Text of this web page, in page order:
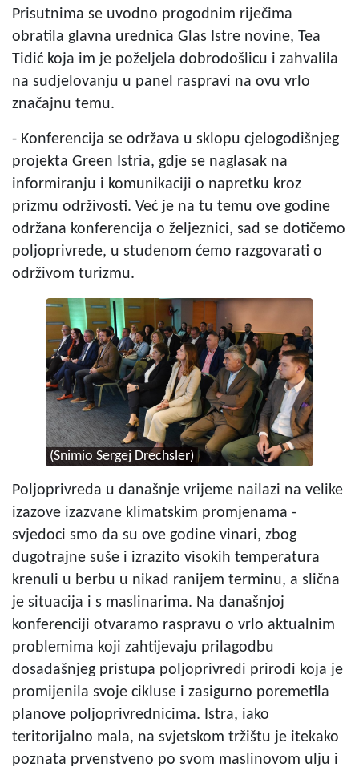
Prisutnima se uvodno progodnim riječima
obratila glavna urednica Glas Istre novine, Tea
Tidić koja im je poželjela dobrodošlicu i zahvalila
na sudjelovanju u panel raspravi na ovu vrlo
značajnu temu.
- Konferencija se održava u sklopu cjelogodišnjeg
projekta Green Istria, gdje se naglasak na
informiranju i komunikaciji o napretku kroz
prizmu održivosti. Već je na tu temu ove godine
održana konferencija o željeznici, sad se dotičemo
poljoprivrede, u studenom ćemo razgovarati o
održivom turizmu.
(Snimio Sergej Drechsler)
Poljoprivreda u današnje vrijeme nailazi na velike
izazove izazvane klimatskim promjenama -
svjedoci smo da su ove godine vinari, zbog
dugotrajne suše i izrazito visokih temperatura
krenuli u berbu u nikad ranijem terminu, a slična
je situacija i s maslinarima. Na današnjoj
konferenciji otvaramo raspravu o vrlo aktualnim
problemima koji zahtijevaju prilagodbu
dosadašnjeg pristupa poljoprivredi prirodi koja je
promijenila svoje cikluse i zasigurno poremetila
planove poljoprivrednicima. Istra, iako
teritorijalno mala, na svjetskom tržištu je itekako
poznata prvenstveno po svom maslinovom ulju i